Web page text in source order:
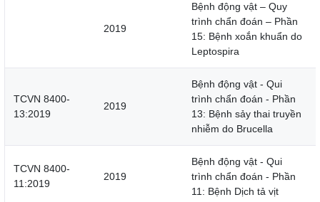
2019
Bệnh động vật – Quy
trình chẩn đoán – Phần
15: Bệnh xoắn khuẩn do
Leptospira
TCVN 8400-
13:2019
2019
Bệnh động vật - Qui
trình chẩn đoán - Phần
13: Bệnh sảy thai truyền
nhiễm do Brucella
TCVN 8400-
11:2019
2019
Bệnh động vật - Qui
trình chẩn đoán - Phần
11: Bệnh Dịch tả vịt